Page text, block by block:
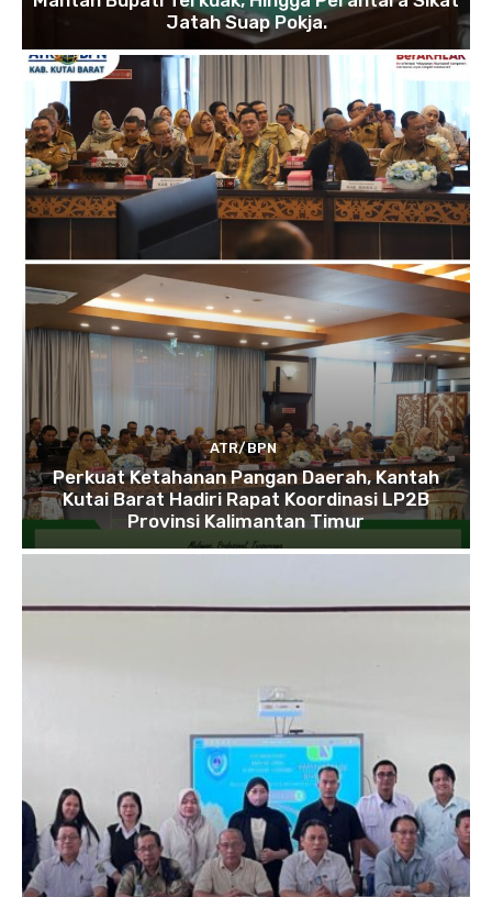
Jatah Suap Pokja.
ATR/BPN
Perkuat Ketahanan Pangan Daerah, Kantah
Kutai Barat Hadiri Rapat Koordinasi LP2B
Provinsi Kalimantan Timur